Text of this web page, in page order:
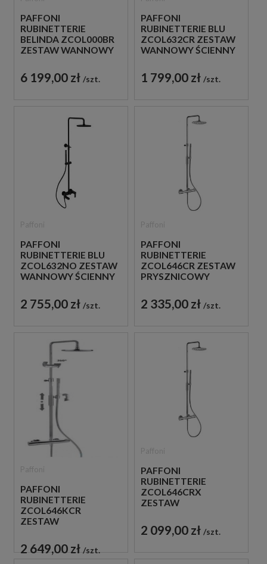
PAFFONI
RUBINETTERIE
BELINDA ZCOL000BR
ZESTAW WANNOWY
ANTYCZNY
6 199,00 zł szt.
PAFFONI
RUBINETTERIE BLU
ZCOL632CR ZESTAW
WANNOWY ŚCIENNY
1 799,00 zł szt.
PAFFONI
RUBINETTERIE BLU
ZCOL632NO ZESTAW
WANNOWY ŚCIENNY
2 755,00 zł szt.
PAFFONI
RUBINETTERIE
ZCOL646CR ZESTAW
PRYSZNICOWY
ŚCIENNY CHROM
2 335,00 zł szt.
PAFFONI
RUBINETTERIE
ZCOL646KCR
ZESTAW
TERMOSTATYCZNY
ŚCIENNY CHROM
2 649,00 zł szt.
PAFFONI
RUBINETTERIE
ZCOL646CRX
ZESTAW
TERMOSTATYCZNY
ŚCIENNY CHROM
2 099,00 zł szt.